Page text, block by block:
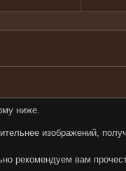
ниже.
изображений,
рекомендуем вам